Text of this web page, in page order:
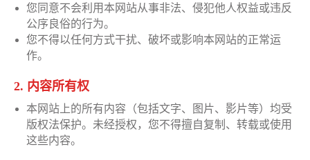
您同意不会利用本网站从事非法、侵犯他人权益或违反
公序良俗的行为。
您不得以任何方式干扰、破坏或影响本网站的正常运
作。
2. 内容所有权
本网站上的所有内容（包括文字、图片、影片等）均受
版权法保护。未经授权，您不得擅自复制、转载或使用
这些内容。